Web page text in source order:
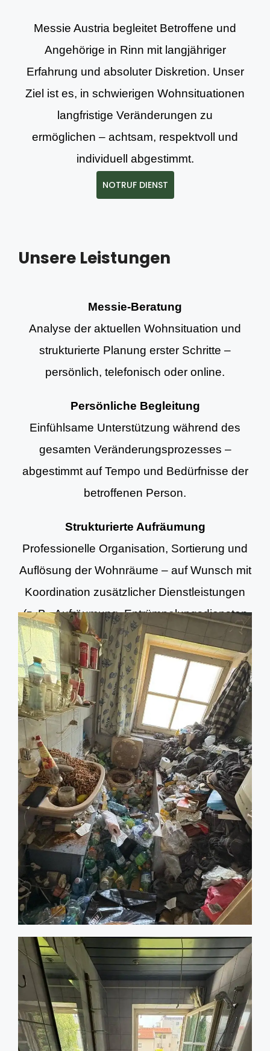
Messie Austria begleitet Betroffene und
Angehörige in Rinn mit langjähriger
Erfahrung und absoluter Diskretion. Unser
Ziel ist es, in schwierigen Wohnsituationen
langfristige Veränderungen zu
ermöglichen – achtsam, respektvoll und
individuell abgestimmt.
NOTRUF DIENST
Unsere Leistungen
Messie-Beratung
Analyse der aktuellen Wohnsituation und
strukturierte Planung erster Schritte –
persönlich, telefonisch oder online.
Persönliche Begleitung
Einfühlsame Unterstützung während des
gesamten Veränderungsprozesses –
abgestimmt auf Tempo und Bedürfnisse der
betroffenen Person.
Strukturierte Aufräumung
Professionelle Organisation, Sortierung und
Auflösung der Wohnräume – auf Wunsch mit
Koordination zusätzlicher Dienstleistungen
(z. B. Aufräumung, Entrümpelungsdiensten
und Grundreinigung).